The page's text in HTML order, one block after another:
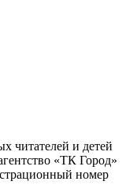
читателей и детей
«ТК Город»
номер